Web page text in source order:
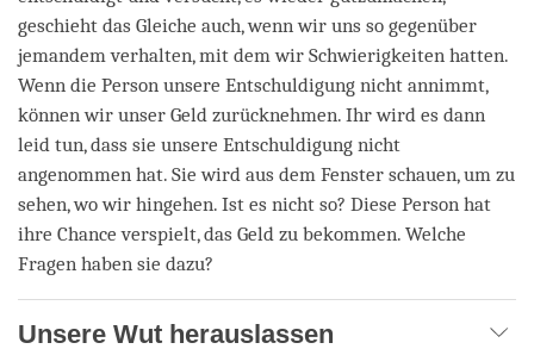
geschieht das Gleiche auch, wenn wir uns so gegenüber
jemandem verhalten, mit dem wir Schwierigkeiten hatten.
Wenn die Person unsere Entschuldigung nicht annimmt,
können wir unser Geld zurücknehmen. Ihr wird es dann
leid tun, dass sie unsere Entschuldigung nicht
angenommen hat. Sie wird aus dem Fenster schauen, um zu
sehen, wo wir hingehen. Ist es nicht so? Diese Person hat
ihre Chance verspielt, das Geld zu bekommen. Welche
Fragen haben sie dazu?
Unsere Wut herauslassen